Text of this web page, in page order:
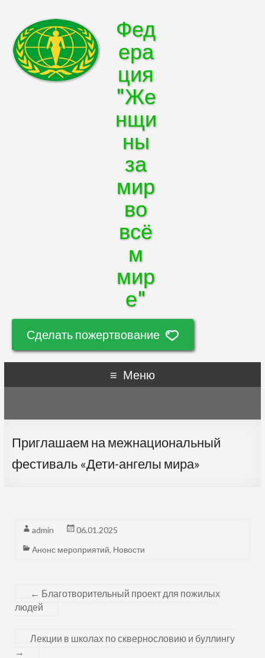
Фед
ера
ция
"Же
нщи
ны
за
мир
во
всё
м
мир
е"
Сделать пожертвование
Меню
Приглашаем на межнациональный
фестиваль «Дети-ангелы мира»
admin
06.01.2025
Анонс мероприятий, Новости
← Благотворительный проект для пожилых
людей
Лекции в школах по сквернословию и буллингу
→